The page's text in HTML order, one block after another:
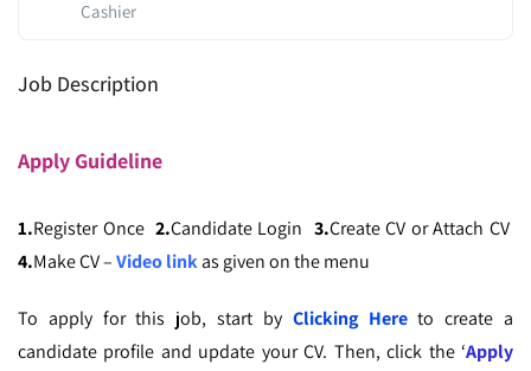
Cashier
Job Description
ApplyGuideline
1.Register Once 2.Candidate Login 3.Create CV or Attach CV
4.Make CV –Video linkas given on the menu
To apply for this job, start by Clicking Hereto create a
candidate profile and update your CV. Then, click the ‘Apply